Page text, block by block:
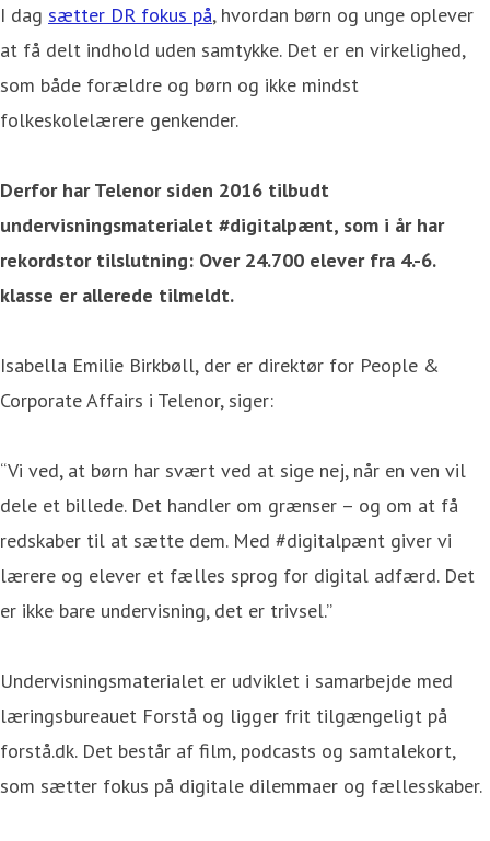
I dag sætter DR fokus på, hvordan børn og unge oplever
at få delt indhold uden samtykke. Det er en virkelighed,
som både forældre og børn og ikke mindst
folkeskolelærere genkender.
Derfor har Telenor siden 2016 tilbudt
undervisningsmaterialet #digitalpænt, som i år har
rekordstor tilslutning: Over 24.700 elever fra 4.-6.
klasse er allerede tilmeldt.
Isabella Emilie Birkbøll, der er direktør for People &
Corporate Affairs i Telenor, siger:
“Vi ved, at børn har svært ved at sige nej, når en ven vil
dele et billede. Det handler om grænser – og om at få
redskaber til at sætte dem. Med #digitalpænt giver vi
lærere og elever et fælles sprog for digital adfærd. Det
er ikke bare undervisning, det er trivsel.”
Undervisningsmaterialet er udviklet i samarbejde med
læringsbureauet Forstå og ligger frit tilgængeligt på
forstå.dk. Det består af film, podcasts og samtalekort,
som sætter fokus på digitale dilemmaer og fællesskaber.